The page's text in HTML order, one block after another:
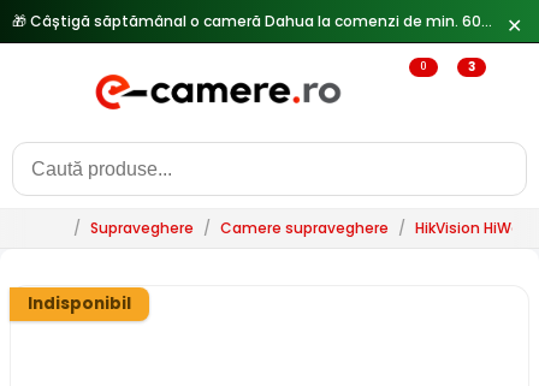
🔥Reduceri de pana la 25% doar in luna iulie → Vezi ofertele
✕
0 3
/ Supraveghere / Camere supraveghere / HikVision
Indisponibil